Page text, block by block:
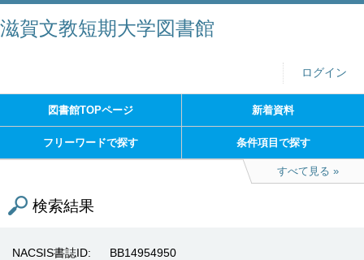
滋賀文教短期大学図書館
ログイン
図書館TOPページ 新着資料
フリーワードで探す 条件項目で探す
すべて見る
検索結果
NACSIS書誌ID BB14954950